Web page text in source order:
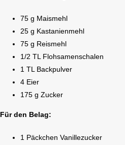
75 g Maismehl
25 g Kastanienmehl
75 g Reismehl
1/2 TL Flohsamenschalen
1 TL Backpulver
4 Eier
175 g Zucker
Für den Belag:
1 Päckchen Vanillezucker